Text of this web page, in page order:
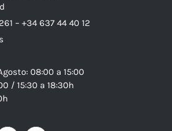
– +34 637 44 40 12
08:00 a 15:00
/ 15:30 a 18:30h